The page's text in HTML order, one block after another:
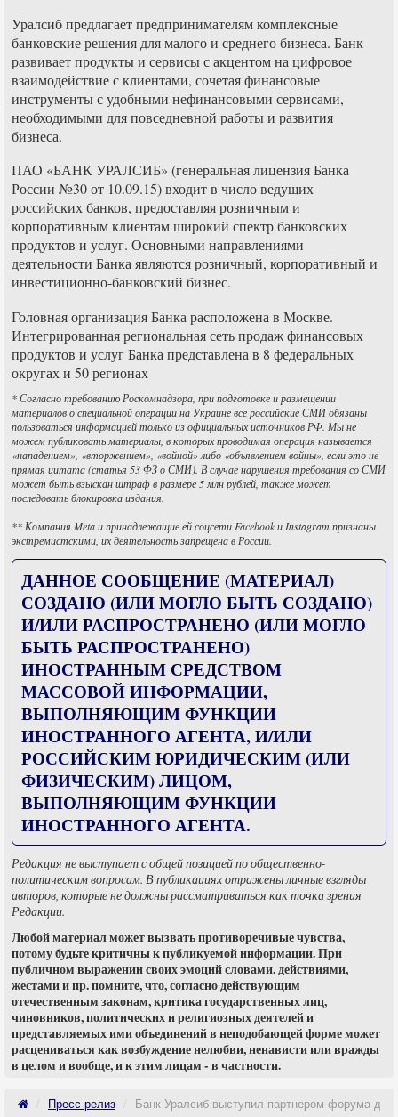
Уралсиб предлагает предпринимателям комплексные
банковские решения для малого и среднего бизнеса. Банк
развивает продукты и сервисы с акцентом на цифровое
взаимодействие с клиентами, сочетая финансовые
инструменты с удобными нефинансовыми сервисами,
необходимыми для повседневной работы и развития
бизнеса.
ПАО «БАНК УРАЛСИБ» (генеральная лицензия Банка
России №30 от 10.09.15) входит в число ведущих
российских банков, предоставляя розничным и
корпоративным клиентам широкий спектр банковских
продуктов и услуг. Основными направлениями
деятельности Банка являются розничный, корпоративный и
инвестиционно-банковский бизнес.
Головная организация Банка расположена в Москве.
Интегрированная региональная сеть продаж финансовых
продуктов и услуг Банка представлена в 8 федеральных
округах и 50 регионах
* Согласно требованию Роскомнадзора, при подготовке и размещении
материалов о специальной операции на Украине все российские СМИ обязаны
пользоваться информацией только из официальных источников РФ. Мы не
можем публиковать материалы, в которых проводимая операция называется
«нападением», «вторжением», «войной» либо «объявлением войны», если это не
прямая цитата (статья 53 ФЗ о СМИ). В случае нарушения требования со СМИ
может быть взыскан штраф в размере 5 млн рублей, также может
последовать блокировка издания.
** Компания Meta и принадлежащие ей соцсети Facebook и Instagram признаны
экстремистскими, их деятельность запрещена в России.
ДАННОЕ СООБЩЕНИЕ (МАТЕРИАЛ)
СОЗДАНО (ИЛИ МОГЛО БЫТЬ СОЗДАНО)
И/ИЛИ РАСПРОСТРАНЕНО (ИЛИ МОГЛО
БЫТЬ РАСПРОСТРАНЕНО)
ИНОСТРАННЫМ СРЕДСТВОМ
МАССОВОЙ ИНФОРМАЦИИ,
ВЫПОЛНЯЮЩИМ ФУНКЦИИ
ИНОСТРАННОГО АГЕНТА, И/ИЛИ
РОССИЙСКИМ ЮРИДИЧЕСКИМ (ИЛИ
ФИЗИЧЕСКИМ) ЛИЦОМ,
ВЫПОЛНЯЮЩИМ ФУНКЦИИ
ИНОСТРАННОГО АГЕНТА.
Редакция не выступает с общей позицией по общественно-
политическим вопросам. В публикациях отражены личные взгляды
авторов, которые не должны рассматриваться как точка зрения
Редакции.
Любой материал может вызвать противоречивые чувства,
потому будьте критичны к публикуемой информации. При
публичном выражении своих эмоций словами, действиями,
жестами и пр. помните, что, согласно действующим
отечественным законам, критика государственных лиц,
чиновников, политических и религиозных деятелей и
представляемых ими объединений в неподобающей форме может
расцениваться как возбуждение нелюбви, ненависти или вражды
в целом и вообще, и к этим лицам - в частности.
Пресс-релиз Банк Уралсиб выступил партнером форума